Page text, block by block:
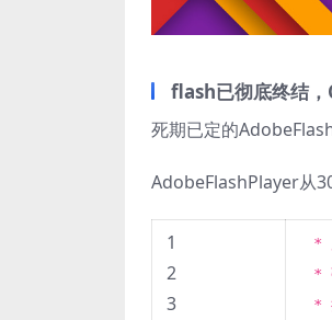
flash已彻底终结
死期已定的
AdobeFlashPlayer从
1
2
3
*
*
*